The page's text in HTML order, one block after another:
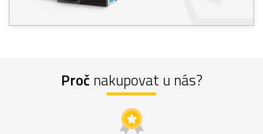
Proč nakupovat u nás?